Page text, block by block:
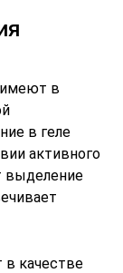
в
в геле
активного
выделение
в качестве